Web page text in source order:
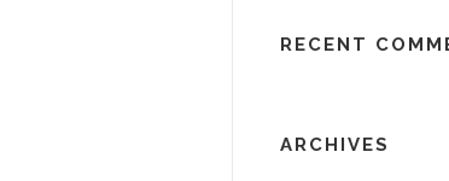
RECENT
ARCHIVES